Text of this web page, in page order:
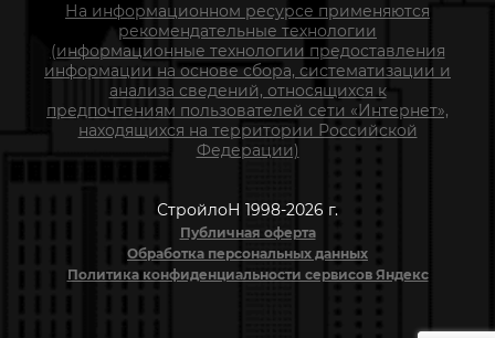
На информационном ресурсе применяются
рекомендательные технологии
(информационные технологии предоставления
информации на основе сбора, систематизации и
анализа сведений, относящихся к
предпочтениям пользователей сети «Интернет»,
находящихся на территории Российской
Федерации)
СтройлоН 1998-2026 г.
Публичная оферта
Обработка персональных данных
Политика конфиденциальности сервисов Яндекс